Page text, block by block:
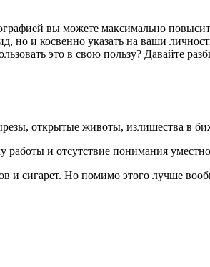
вы можете максимально
но и косвенно указать на ваши
это в свою пользу? Давайте
открытые животы, излишества в
работы и отсутствие понимания
и сигарет. Но помимо этого лучше